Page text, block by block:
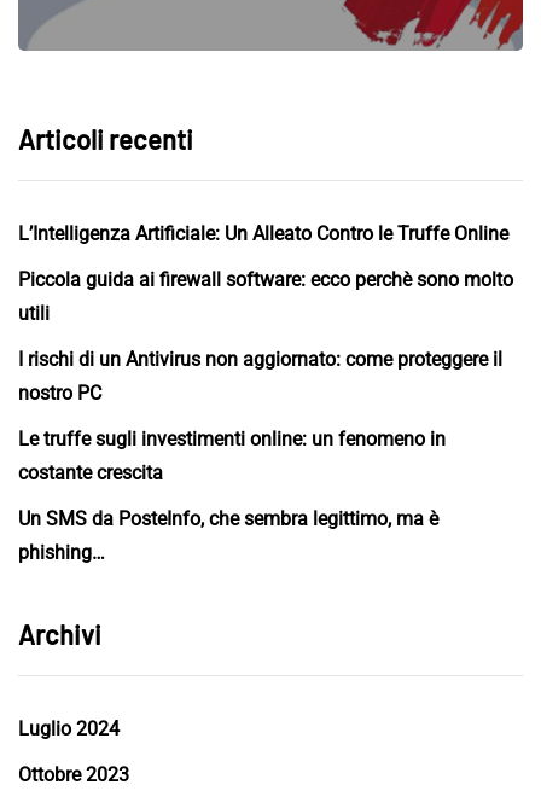
Articoli recenti
L’Intelligenza Artificiale: Un Alleato Contro le Truffe Online
Piccola guida ai firewall software: ecco perchè sono molto
utili
I rischi di un Antivirus non aggiornato: come proteggere il
nostro PC
Le truffe sugli investimenti online: un fenomeno in
costante crescita
Un SMS da PosteInfo, che sembra legittimo, ma è
phishing…
Archivi
Luglio 2024
Ottobre 2023